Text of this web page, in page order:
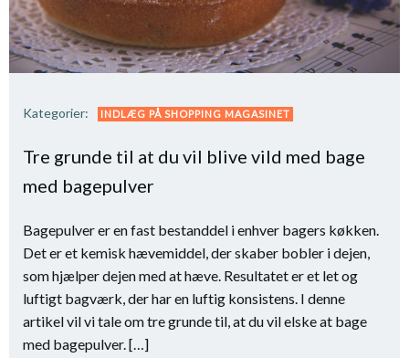
Kategorier: INDLÆG PÅ SHOPPING MAGASINET
Tre grunde til at du vil blive vild med bage
med bagepulver
Bagepulver er en fast bestanddel i enhver bagers køkken.
Det er et kemisk hævemiddel, der skaber bobler i dejen,
som hjælper dejen med at hæve. Resultatet er et let og
luftigt bagværk, der har en luftig konsistens. I denne
artikel vil vi tale om tre grunde til, at du vil elske at bage
med bagepulver. […]